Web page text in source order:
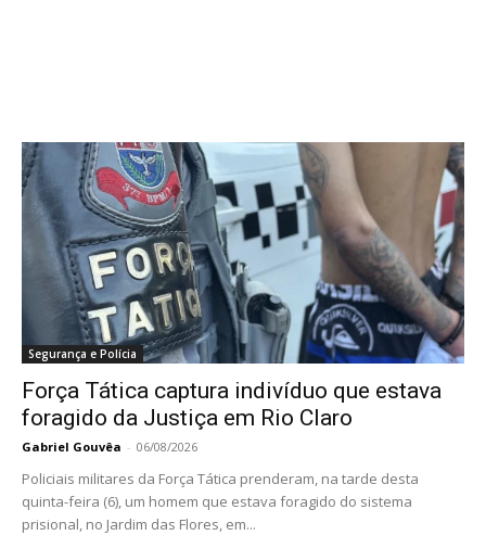
Segurança e Polícia
Força Tática captura indivíduo que estava
foragido da Justiça em Rio Claro
Gabriel Gouvêa - 06/08/2026
Policiais militares da Força Tática prenderam, na tarde desta
quinta-feira (6), um homem que estava foragido do sistema
prisional, no Jardim das Flores, em...